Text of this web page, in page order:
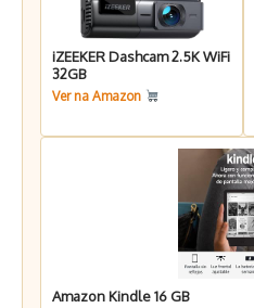
iZEEKER Dashcam 2.5K WiFi
32GB
Ver na Amazon
Amazon Kindle 16 GB